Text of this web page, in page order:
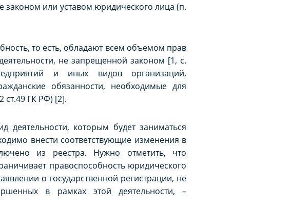
законом или уставом юридического лица (п.
то есть, обладают всем объемом прав
не запрещенной законом [1, с.
и иных видов организаций,
обязанности, необходимые для
ст.49 ГК РФ) [2].
деятельности, которым будет заниматься
внести соответствующие изменения в
из реестра. Нужно отметить, что
правоспособность юридического
о государственной регистрации, не
в рамках этой деятельности, –